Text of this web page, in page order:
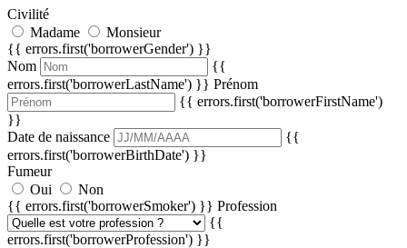
Civilité
Madame
Monsieur
{{ errors.first('borrowerGender') }}
Nom
{{
errors.first('borrowerLastName') }} Prénom
{{ errors.first('borrowerFirstName')
}}
Date de naissance
{{
errors.first('borrowerBirthDate') }}
Fumeur
Oui
Non
{{ errors.first('borrowerSmoker') }} Profession
{{
errors.first('borrowerProfession') }}